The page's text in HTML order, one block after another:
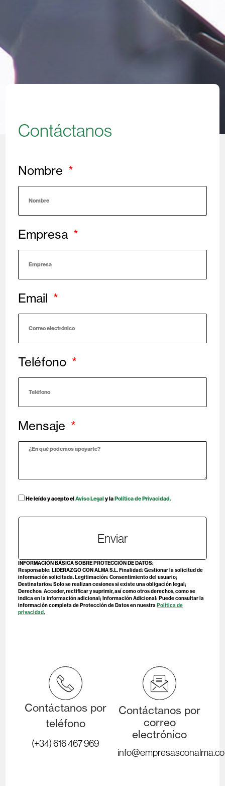
Contáctanos
Nombre
Empresa
Email
Teléfono
Mensaje
He leído y acepto elAviso Legaly laPolítica de Privacidad.
Enviar
INFORMACIÓN BÁSICA SOBRE PROTECCIÓN DE DATOS:
Responsable: LIDERAZGO CON ALMA S.L. Finalidad: Gestionar la solicitud de
información solicitada. Legitimación: Consentimiento del usuario;
Destinatarios: Solo se realizan cesiones si existe una obligación legal;
Derechos: Acceder, rectificar y suprimir, así como otros derechos, como se
indica en la información adicional; Información Adicional: Puede consultar la
información completa de Protección de Datos en nuestra Política de
privacidad.
Contáctanos por
teléfono
(+34) 616 467 969
Contáctanos por
correo
electrónico